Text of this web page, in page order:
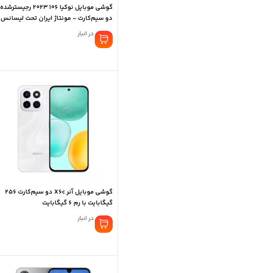
گوشی موبایل نوکیا 106 2023 رجیستر‌شده
دو سیم‌کارت – مونتاژ ایران تحت لیسانس
نوکیا
موجود در انبار
گوشی موبایل آنر X6c دو سیم‌کارت 256
گیگابایت با رم 6 گیگابایت
موجود در انبار